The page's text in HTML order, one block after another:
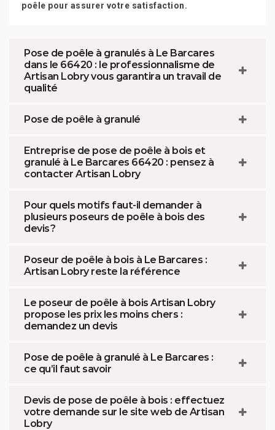
poêle pour assurer votre satisfaction.
Pose de poêle à granulés à Le Barcares
dans le 66420 : le professionnalisme de
Artisan Lobry vous garantira un travail de
qualité
Pose de poêle à granulé
Entreprise de pose de poêle à bois et
granulé à Le Barcares 66420 : pensez à
contacter Artisan Lobry
Pour quels motifs faut-il demander à
plusieurs poseurs de poêle à bois des
devis ?
Poseur de poêle à bois à Le Barcares :
Artisan Lobry reste la référence
Le poseur de poêle à bois Artisan Lobry
propose les prix les moins chers :
demandez un devis
Pose de poêle à granulé à Le Barcares :
ce qu’il faut savoir
Devis de pose de poêle à bois : effectuez
votre demande sur le site web de Artisan
Lobry